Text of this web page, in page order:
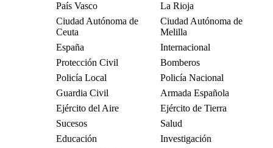
País Vasco
La Rioja
Ciudad Autónoma de
Ceuta
Ciudad Autónoma de
Melilla
España
Internacional
Protección Civil
Bomberos
Policía Local
Policía Nacional
Guardia Civil
Armada Española
Ejército del Aire
Ejército de Tierra
Sucesos
Salud
Educación
Investigación